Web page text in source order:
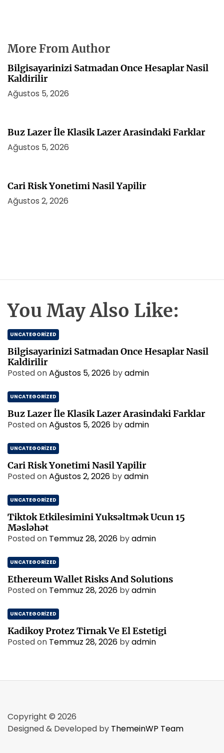
More From Author
Bilgisayarinizi Satmadan Once Hesaplar Nasil
Kaldirilir
Ağustos 5, 2026
Buz Lazer İle Klasik Lazer Arasindaki Farklar
Ağustos 5, 2026
Cari Risk Yonetimi Nasil Yapilir
Ağustos 2, 2026
You May Also Like:
UNCATEGORIZED
Bilgisayarinizi Satmadan Once Hesaplar Nasil
Kaldirilir
Posted onAğustos 5, 2026 byadmin
UNCATEGORIZED
Buz Lazer İle Klasik Lazer Arasindaki Farklar
Posted onAğustos 5, 2026 byadmin
UNCATEGORIZED
Cari Risk Yonetimi Nasil Yapilir
Posted onAğustos 2, 2026 byadmin
UNCATEGORIZED
Tiktok Etkilesimini Yuksəltmək Ucun 15
Məsləhət
Posted on Temmuz 28, 2026 byadmin
UNCATEGORIZED
Ethereum Wallet Risks And Solutions
Posted on Temmuz 28, 2026 byadmin
UNCATEGORIZED
Kadikoy Protez Tirnak Ve El Estetigi
Posted on Temmuz 28, 2026 byadmin
Copyright © 2026
Designed & Developed by ThemeinWP Team